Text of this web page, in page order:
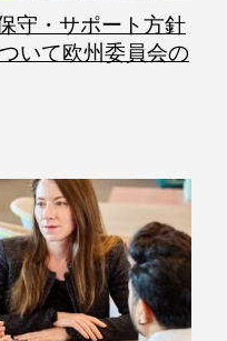
守・サポート方針
いて欧州委員会の